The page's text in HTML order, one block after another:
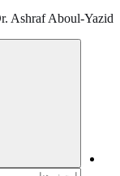
Editor-in-